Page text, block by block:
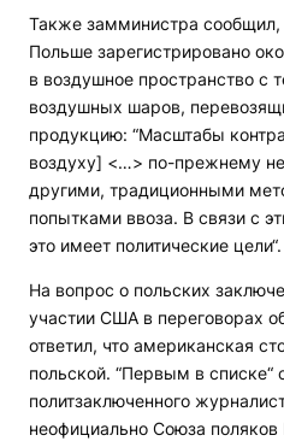
Также замминистра сообщил,
Польше зарегистрировано
в воздушное пространство с
воздушных шаров,
продукцию: “Масштабы
воздуху] <…> по-прежнему
другими, традиционными
попытками ввоза. В связи с
это имеет политические цели“.
На вопрос о польских
участии США в переговорах
ответил, что американская
польской. “Первым в списке“
политзаключенного
неофициально Союза